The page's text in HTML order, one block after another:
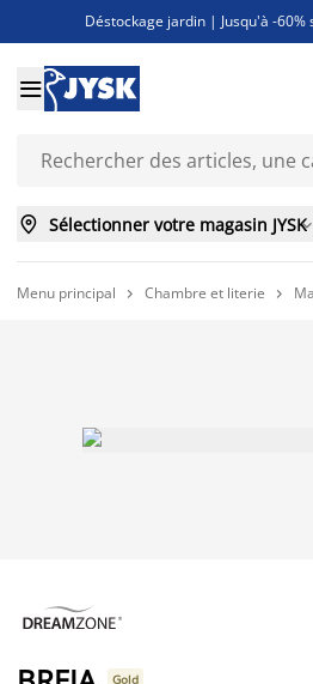
Déstockage jardin | Jusqu'à -60%
Jusqu'à -50% sur une
Découvrez les nouveautés

 Sélectionner votre magasin JYSK
Menu principal  Chambre et literie 
Gold